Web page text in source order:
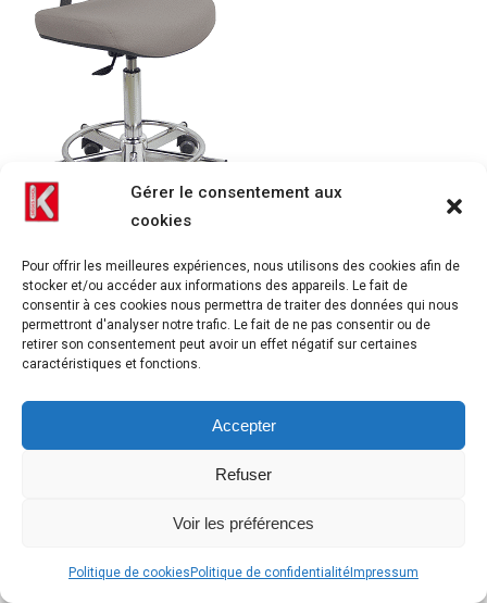
Gérer le consentement aux
cookies
Pour offrir les meilleures expériences, nous utilisons des cookies afin de
stocker et/ou accéder aux informations des appareils. Le fait de
consentir à ces cookies nous permettra de traiter des données qui nous
permettront d'analyser notre trafic. Le fait de ne pas consentir ou de
retirer son consentement peut avoir un effet négatif sur certaines
caractéristiques et fonctions.
Accepter
Refuser
Voir les préférences
Politique de cookies Politique de confidentialité Impressum